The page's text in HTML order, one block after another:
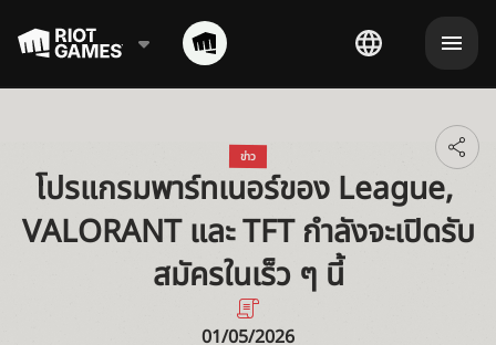
ข่าว
โปรแกรมพาร์ทเนอร์ของ League,
VALORANT และ TFT กำลังจะเปิดรับ
สมัครในเร็ว ๆ นี้
01/05/2026